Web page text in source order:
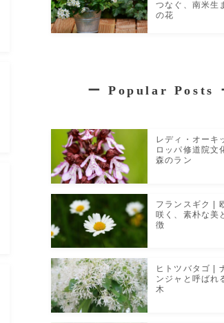
つなぐ、南米生
の花
ーPopular Posts
レディ・オーキ
ロッパ修道院文
森のラン
フランスギク |
咲く、素朴な美
徴
ヒトツバタゴ |
ンジャと呼ばれ
木